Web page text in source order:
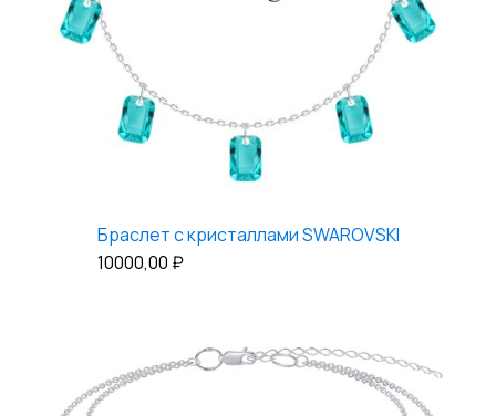
Браслет с кристаллами SWAROVSKI
10000,00 ₽